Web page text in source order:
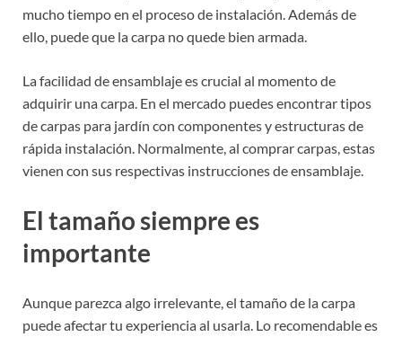
mucho tiempo en el proceso de instalación. Además de
ello, puede que la carpa no quede bien armada.
La facilidad de ensamblaje es crucial al momento de
adquirir una carpa. En el mercado puedes encontrar tipos
de carpas para jardín con componentes y estructuras de
rápida instalación. Normalmente, al comprar carpas, estas
vienen con sus respectivas instrucciones de ensamblaje.
El tamaño siempre es
importante
Aunque parezca algo irrelevante, el tamaño de la carpa
puede afectar tu experiencia al usarla. Lo recomendable es